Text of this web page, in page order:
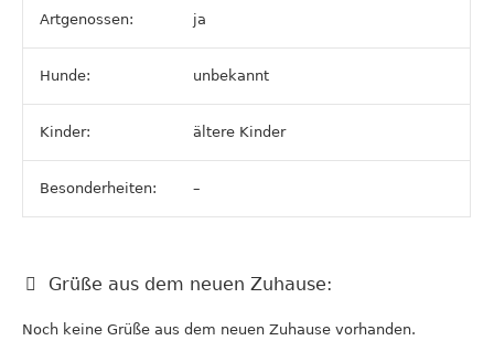
Artgenossen: ja
Hunde: unbekannt
Kinder: ältere Kinder
Besonderheiten: –
Grüße aus dem neuen Zuhause:
Noch keine Grüße aus dem neuen Zuhause vorhanden.